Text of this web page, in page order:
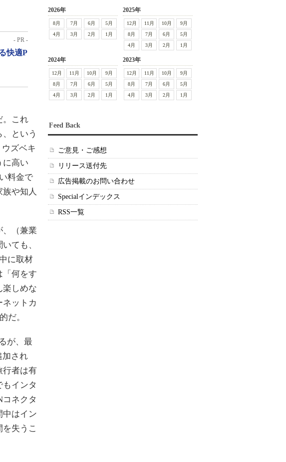
- PR -
快適P
。これ
という
ズベキ
に高い
料金で
や知人
（兼業
ても、
に取材
「何をす
楽しめな
ットカ
だ。
が、最
加され
行者は有
インタ
ネクタ
中はイン
失うこ
2026年
8月 7月 6月
5月
4月
3月 2月 1月
2025年
12月 11月 10月
9月
8月
7月 6月
5月
4月
3月 2月 1月
2024年
12月 11月 10月
9月
8月
7月 6月
5月
4月
3月 2月 1月
2023年
12月 11月 10月
9月
8月
7月 6月
5月
4月
3月 2月 1月
Feed Back
ご意見・ご感想
リリース送付先
広告掲載のお問い合わせ
Specialインデックス
RSS一覧